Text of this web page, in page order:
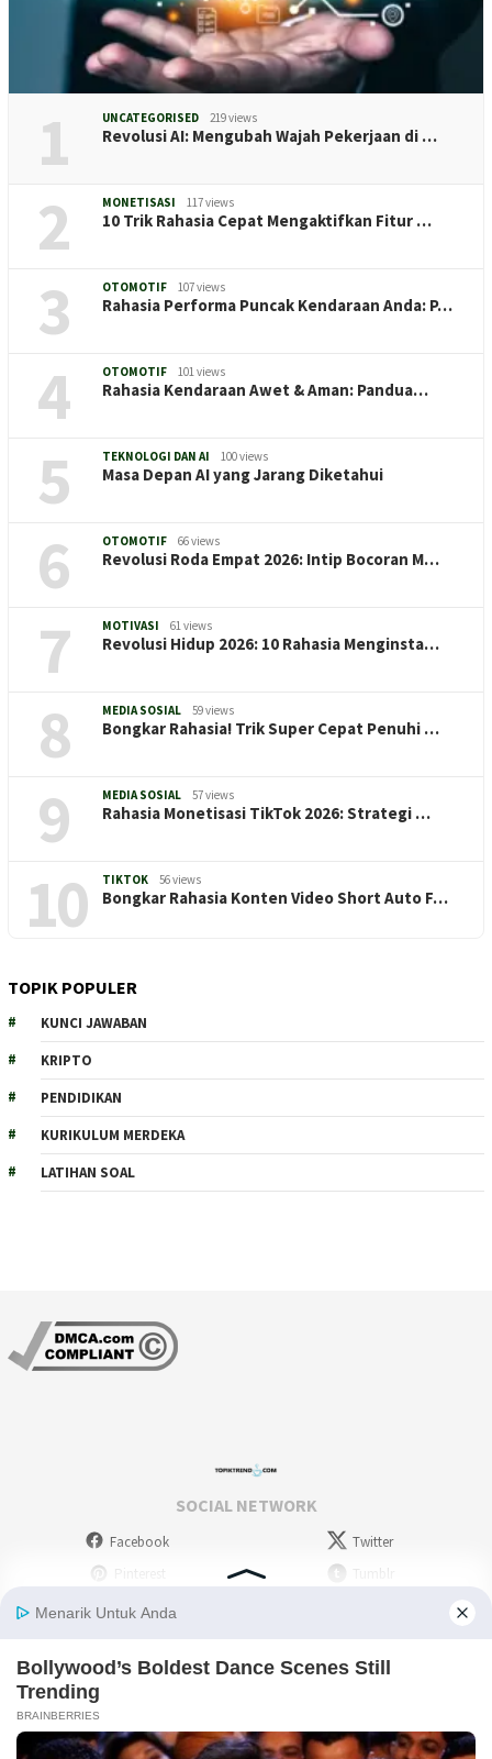
1 UNCATEGORISED 219 views
Revolusi AI: Mengubah Wajah Pekerjaan di …
2 MONETISASI 117 views
10 Trik Rahasia Cepat Mengaktifkan Fitur …
3 OTOMOTIF 107 views
Rahasia Performa Puncak Kendaraan Anda: P…
4 OTOMOTIF 101 views
Rahasia Kendaraan Awet & Aman: Pandua…
5 TEKNOLOGI DAN AI 100 views
Masa Depan AI yang Jarang Diketahui
6 OTOMOTIF 66 views
Revolusi Roda Empat 2026: Intip Bocoran M…
7 MOTIVASI 61 views
Revolusi Hidup 2026: 10 Rahasia Menginsta…
8 MEDIA SOSIAL 59 views
Bongkar Rahasia! Trik Super Cepat Penuhi …
9 MEDIA SOSIAL 57 views
Rahasia Monetisasi TikTok 2026: Strategi …
10 TIKTOK 56 views
Bongkar Rahasia Konten Video Short Auto F…
TOPIK POPULER
KUNCI JAWABAN
KRIPTO
PENDIDIKAN
KURIKULUM MERDEKA
LATIHAN SOAL
SOCIAL NETWORK
Facebook
Twitter
Tumblr
Stumbleupon
Deviantart
Myspace
Picassa
Flickr